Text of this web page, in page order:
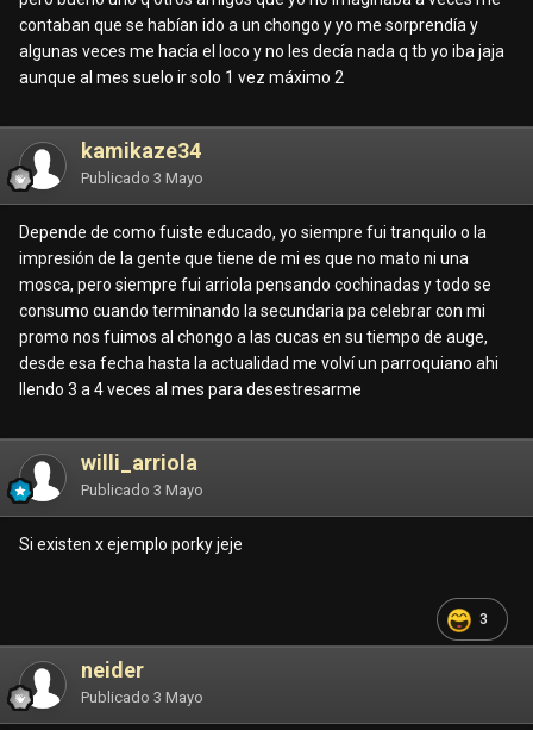
contaban que se habían ido a un chongo y yo me sorprendía y
algunas veces me hacía el loco y no les decía nada q tb yo iba jaja
aunque al mes suelo ir solo 1 vez máximo 2
kamikaze34
Publicado 3 Mayo
Depende de como fuiste educado, yo siempre fui tranquilo o la
impresión de la gente que tiene de mi es que no mato ni una
mosca, pero siempre fui arriola pensando cochinadas y todo se
consumo cuando terminando la secundaria pa celebrar con mi
promo nos fuimos al chongo a las cucas en su tiempo de auge,
desde esa fecha hasta la actualidad me volví un parroquiano ahi
llendo 3 a 4 veces al mes para desestresarme
willi_arriola
Publicado 3 Mayo
Si existen x ejemplo porky jeje
3
neider
Publicado 3 Mayo